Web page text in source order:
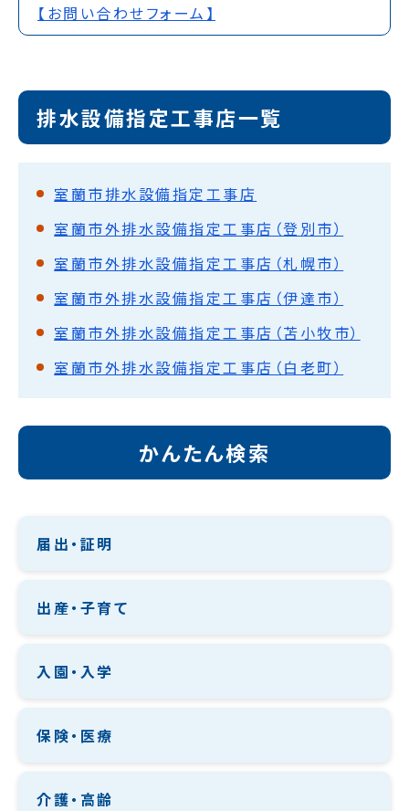
【お問い合わせフォーム】
排水設備指定工事店一覧
室蘭市排水設備指定工事店
室蘭市外排水設備指定工事店（登別市）
室蘭市外排水設備指定工事店（札幌市）
室蘭市外排水設備指定工事店（伊達市）
室蘭市外排水設備指定工事店（苫小牧市）
室蘭市外排水設備指定工事店（白老町）
かんたん検索
届出・証明
出産・子育て
入園・入学
保険・医療
介護・高齢